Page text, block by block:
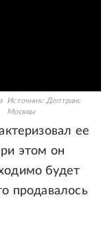
Источник: Дептранс
Москвы
ее
этом он
будет
продавалось